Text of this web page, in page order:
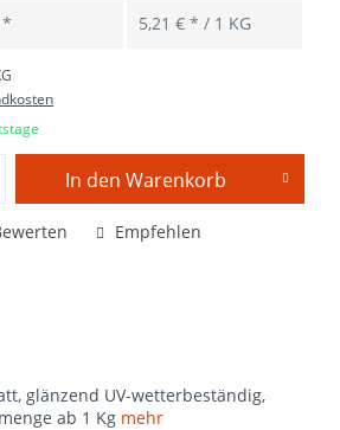
* 5,21 € * / 1 KG
In den Warenkorb
Empfehlen
glänzend UV-wetterbeständig,
ab 1 Kg mehr